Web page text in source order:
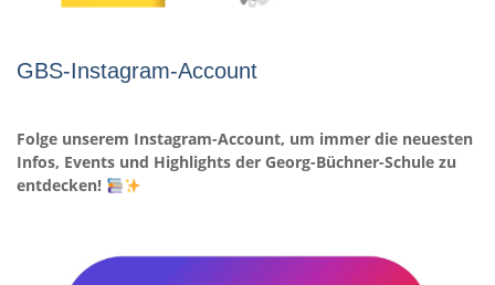
GBS-Instagram-Account
Folge unserem Instagram-Account, um immer die neuesten
Infos, Events und Highlights der Georg-Büchner-Schule zu
entdecken!